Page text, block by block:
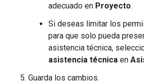
adecuado en Proyecto.
Si deseas limitar los
para que solo pueda
asistencia técnica,
asistencia técnica en
Guarda los cambios.